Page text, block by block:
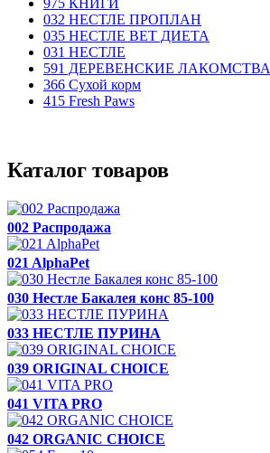
975 КНИГИ
032 НЕСТЛЕ ПРОПЛАН
035 НЕСТЛЕ ВЕТ ДИЕТА
031 НЕСТЛЕ
591 ДЕРЕВЕНСКИЕ ЛАКОМСТВА
366 Сухой корм
415 Fresh Paws
Каталог товаров
002 Распродажа
021 AlphaPet
030 Нестле Бакалея конc 85-100
033 НЕСТЛЕ ПУРИНА
039 ORIGINAL CHOICE
041 VITA PRO
042 ORGANIC CHOICE